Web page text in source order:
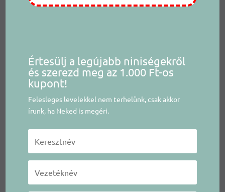
Értesülj a legújabb niniségekről
és szerezd meg az 1.000 Ft-os
kupont!
Felesleges levelekkel nem terhelünk, csak akkor
írunk, ha Neked is megéri.